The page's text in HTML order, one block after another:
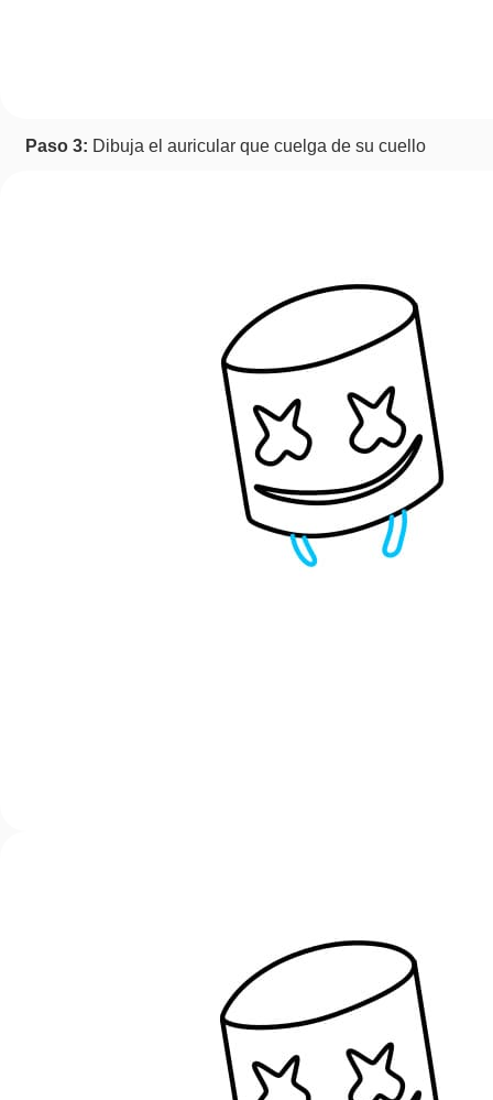
Paso 3: Dibuja el auricular que cuelga de su cuello